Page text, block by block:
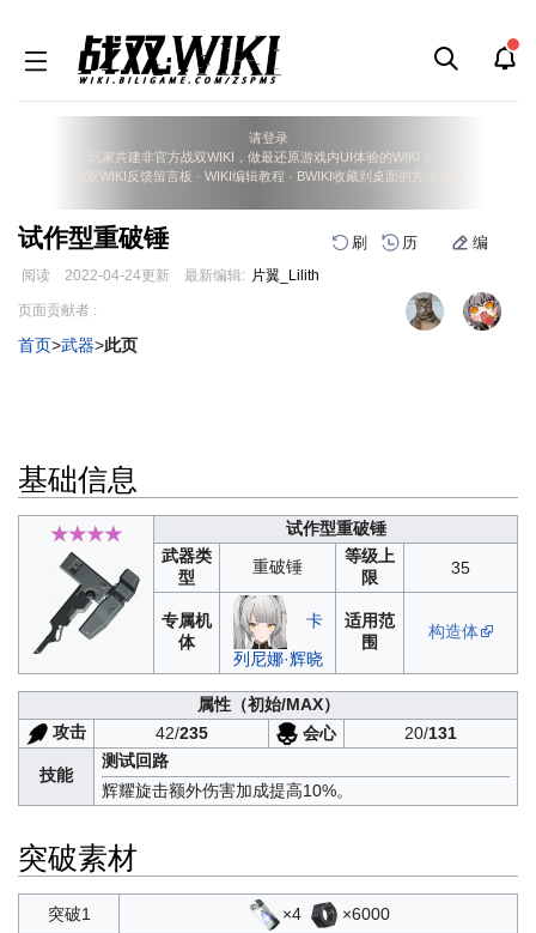
请登录
玩家共建非官方战双WIKI，做最还原游戏内UI体验的WIKI！
战双WIKI反馈留言板 · WIKI编辑教程 · BWIKI收藏到桌面的方法说明
试作型重破锤 刷 历 编
阅读 2022-04-24更新 最新编辑: 片翼_Lilith
跳
导
跳
搜
页面贡献者 :
首页>武器>此页
基础信息
★★★★
试作型重破锤
武器类
型
重破锤
等级上
限
35
专属机
体
卡
列尼娜·辉晓
适用范
围
构造体
属性（初始/MAX）
攻击
42/235 会心 20/131
技能
测试回路
辉耀旋击额外伤害加成提高10%。
突破素材
突破1 ×4 ×6000